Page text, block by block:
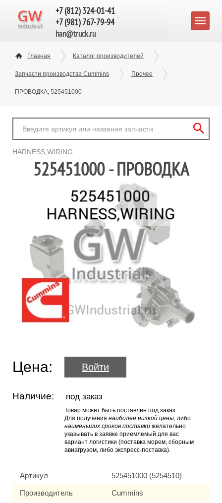
+7 (812) 324-01-41
+7 (981) 767-79-94
han@truck.ru
Главная Каталог производителей
Запчасти производства Cummins Прочее
ПРОВОДКА, 525451000
HARNESS,WIRING
525451000 - ПРОВОДКА
Цена: Войти
Наличие: под заказ
Товар может быть поставлен под заказ.
Для получения наиболее низкой цены, либо
наименьших сроков поставки желательно
указывать в заявке приемлемый для вас
вариант логистики (поставка морем, сборным
авиагрузом, либо экспресс-поставка).
Артикул 525451000 (5254510)
Производитель Cummins